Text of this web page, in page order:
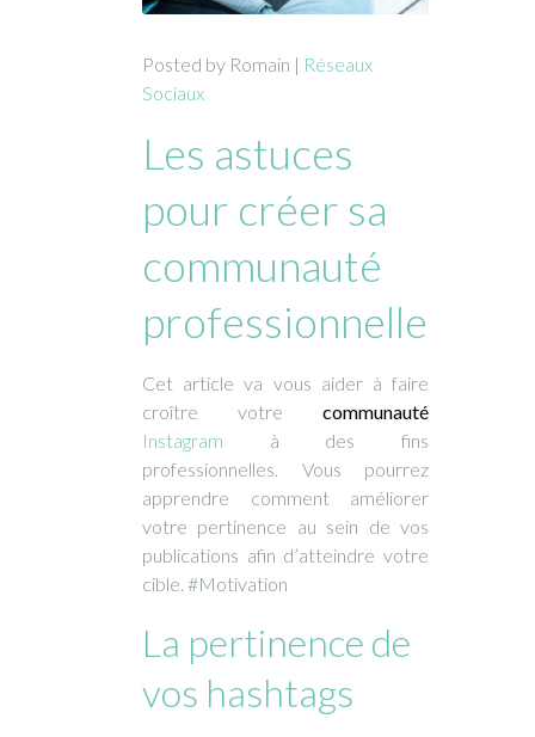
Posted by Romain | Réseaux
Sociaux
Les astuces
pour créer sa
communauté
professionnelle
Cet article va vous aider à faire
croître votre communauté
Instagram à des fins
professionnelles. Vous pourrez
apprendre comment améliorer
votre pertinence au sein de vos
publications afin d’atteindre votre
cible. #Motivation
La pertinence de
vos hashtags